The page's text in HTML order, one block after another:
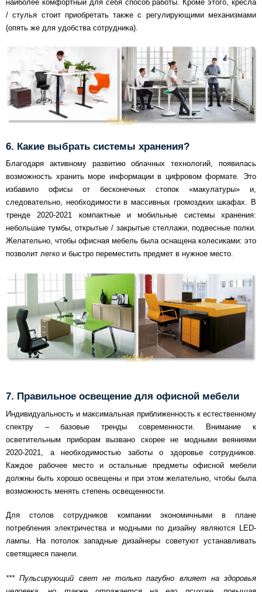
наиболее комфортный для себя способ работы. Кроме этого, кресла
/ стулья стоит приобретать также с регулирующими механизмами
(опять же для удобства сотрудника).
6. Какие выбрать системы хранения?
Благодаря активному развитию облачных технологий, появилась
возможность хранить море информации в цифровом формате. Это
избавило офисы от бесконечных стопок «макулатуры» и,
следовательно, необходимости в массивных громоздких шкафах. В
тренде 2020-2021 компактные и мобильные системы хранения:
небольшие тумбы, открытые / закрытые стеллажи, подвесные полки.
Желательно, чтобы офисная мебель была оснащена колесиками: это
позволит легко и быстро переместить предмет в нужное место.
7. Правильное освещение для офисной мебели
Индивидуальность и максимальная приближенность к естественному
спектру – базовые тренды современности. Внимание к
осветительным приборам вызвано скорее не модными веяниями
2020-2021, а необходимостью заботы о здоровье сотрудников.
Каждое рабочее место и остальные предметы офисной мебели
должны быть хорошо освещены и при этом желательно, чтобы была
возможность менять степень освещенности.
Для столов сотрудников компании экономичными в плане
потребления электричества и модными по дизайну являются LED-
лампы. На потолок западные дизайнеры советуют устанавливать
светящиеся панели.
*** Пульсирующий свет не только пагубно влияет на здоровья